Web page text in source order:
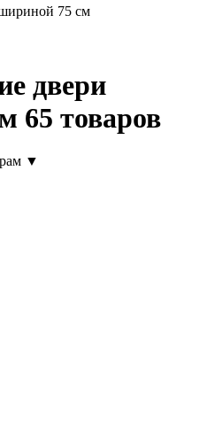
75 см
двери
65 товаров
▼